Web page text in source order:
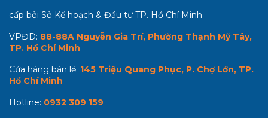
cấp bởi Sở Kế hoạch & Đầu tư TP. Hồ Chí Minh
VPĐD: 88-88A Nguyễn Gia Trí, Phường Thạnh Mỹ Tây,
TP. Hồ Chí Minh
Cửa hàng bán lẻ: 145 Triệu Quang Phục, P. Chợ Lớn, TP.
Hồ Chí Minh
Hotline: 0932 309 159